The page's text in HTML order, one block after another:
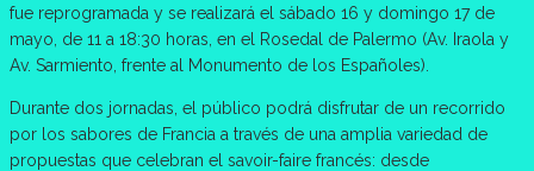
fue reprogramada y se realizará el sábado 16 y domingo 17 de
mayo, de 11 a 18:30 horas, en el Rosedal de Palermo (Av. Iraola y
Av. Sarmiento, frente al Monumento de los Españoles).
Durante dos jornadas, el público podrá disfrutar de un recorrido
por los sabores de Francia a través de una amplia variedad de
propuestas que celebran el savoir-faire francés: desde